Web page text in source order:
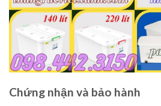
Chứng nhận và bảo hành